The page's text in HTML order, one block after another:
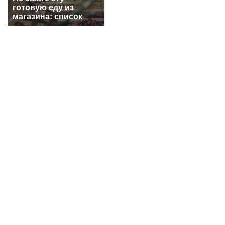
Про убытки жителей г. Шахты из-за проблем с
электричеством +3242
готовую еду из
магазина: список